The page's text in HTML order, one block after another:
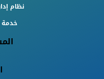
نظام
خدمة